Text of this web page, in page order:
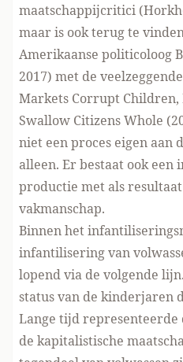
maatschappijcritici
maar is ook terug te
Amerikaanse politicoloog
2017) met de
Markets Corrupt
Swallow Citizens Whole
niet een proces eigen aan
alleen. Er bestaat ook
productie met als
vakmanschap.
Binnen het
infantilisering van
lopend via de volgende
status van de kinderjaren
Lange tijd
de kapitalistische